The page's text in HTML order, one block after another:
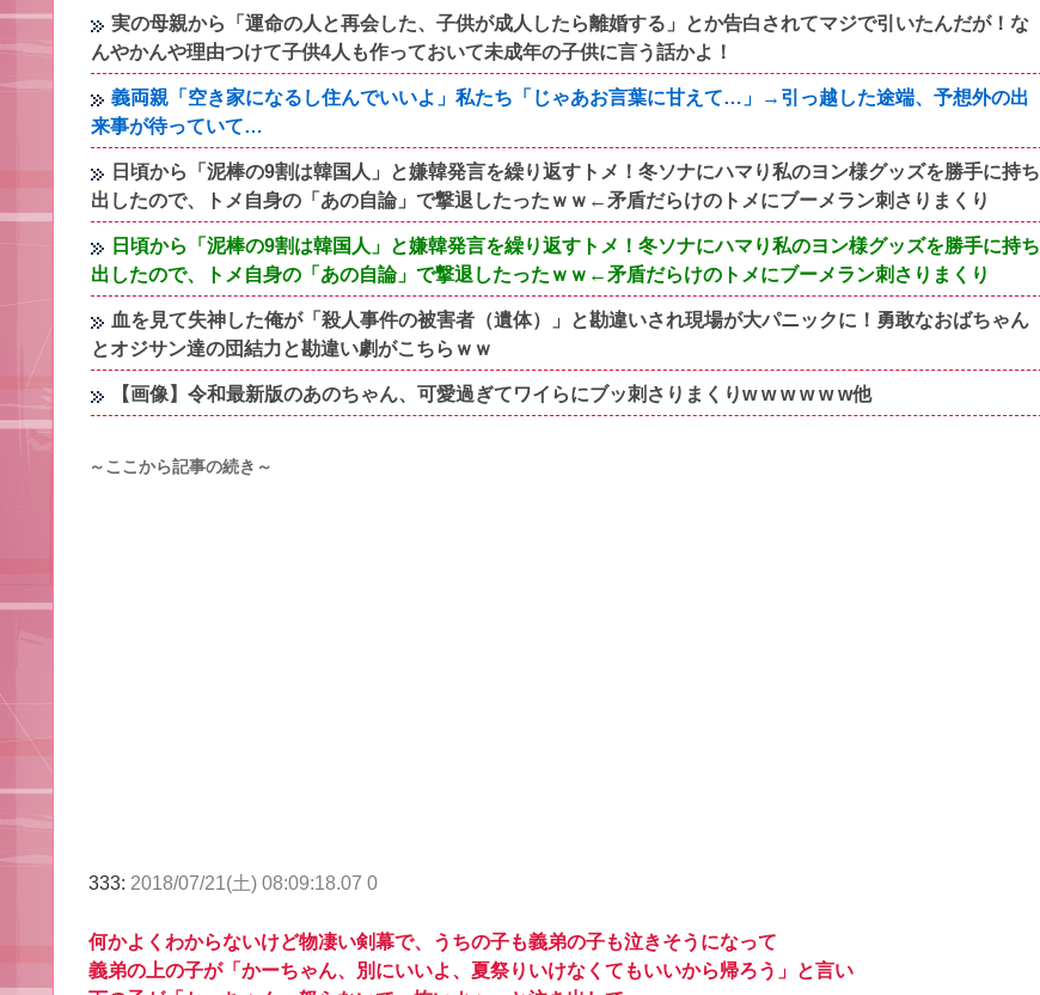
実の母親から「運命の人と再会した、子供が成人したら離婚する」とか告白されてマジで引いたんだが！な
んやかんや理由つけて子供4人も作っておいて未成年の子供に言う話かよ！
義両親「空き家になるし住んでいいよ」私たち「じゃあお言葉に甘えて…」→引っ越した途端、予想外の出
来事が待っていて…
日頃から「泥棒の9割は韓国人」と嫌韓発言を繰り返すトメ！冬ソナにハマり私のヨン様グッズを勝手に持ち
出したので、トメ自身の「あの自論」で撃退したったｗｗ←矛盾だらけのトメにブーメラン刺さりまくり
日頃から「泥棒の9割は韓国人」と嫌韓発言を繰り返すトメ！冬ソナにハマり私のヨン様グッズを勝手に持ち
出したので、トメ自身の「あの自論」で撃退したったｗｗ←矛盾だらけのトメにブーメラン刺さりまくり
血を見て失神した俺が「殺人事件の被害者（遺体）」と勘違いされ現場が大パニックに！勇敢なおばちゃん
とオジサン達の団結力と勘違い劇がこちらｗｗ
【画像】令和最新版のあのちゃん、可愛過ぎてワイらにブッ刺さりまくりw w w w w w他
～ここから記事の続き～
333: 2018/07/21(土) 08:09:18.07 0
何かよくわからないけど物凄い剣幕で、うちの子も義弟の子も泣きそうになって
義弟の上の子が「かーちゃん、別にいいよ、夏祭りいけなくてもいいから帰ろう」と言い